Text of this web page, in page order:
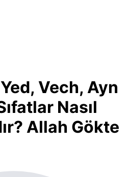
Vech, Ayn
Nasıl
Allah Gökte